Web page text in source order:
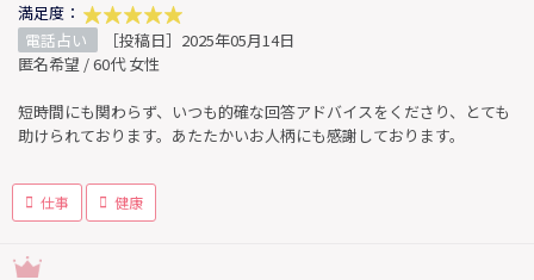
満足度：
電話占い
［投稿日］2025年05月14日
匿名希望 / 60代 女性
短時間にも関わらず、いつも的確な回答アドバイスをくださり、とても
助けられております。あたたかいお人柄にも感謝しております。
仕事 健康